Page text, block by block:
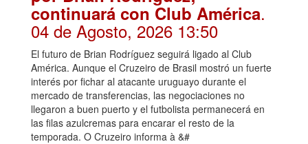
continuará con Club América.
04 de Agosto, 2026 13:50
El futuro de Brian Rodríguez seguirá ligado al Club
América. Aunque el Cruzeiro de Brasil mostró un fuerte
interés por fichar al atacante uruguayo durante el
mercado de transferencias, las negociaciones no
llegaron a buen puerto y el futbolista permanecerá en
las filas azulcremas para encarar el resto de la
temporada. O Cruzeiro informa à &#